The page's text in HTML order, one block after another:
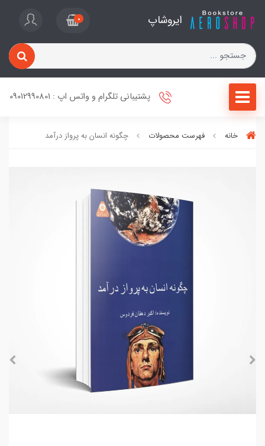
ایروشاپ 0
پشتیبانی تلگرام و واتس اپ : 09012990801
خانه فهرست محصولات چگونه انسان به پرواز درآمد